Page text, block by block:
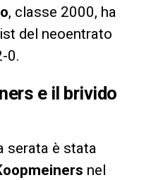
, classe 2000, ha
del neoentrato
0.
e il brivido
serata è stata
nel